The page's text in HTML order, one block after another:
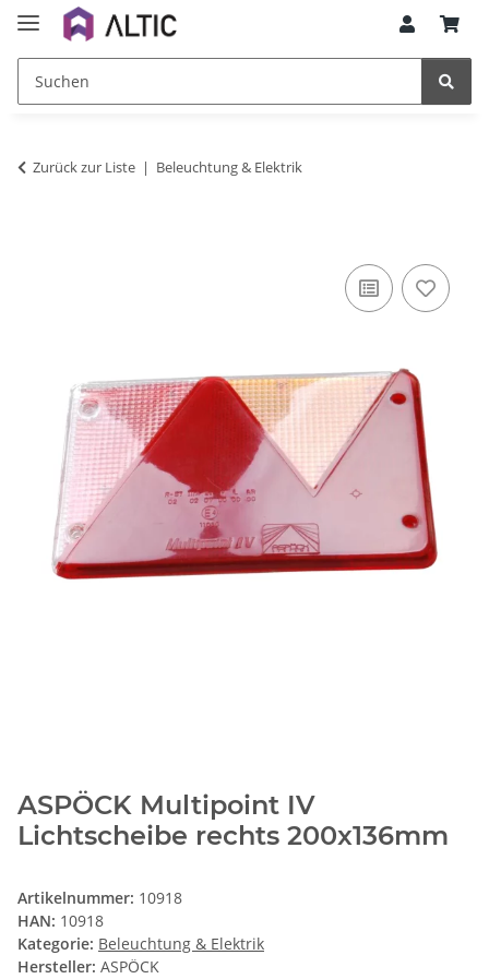
Zurück zur Liste Beleuchtung & Elektrik
ASPÖCK Multipoint IV
Lichtscheibe rechts 200x136mm
Artikelnummer: 10918
HAN: 10918
Kategorie: Beleuchtung & Elektrik
Hersteller: ASPÖCK